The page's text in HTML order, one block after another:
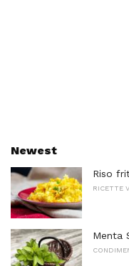
Newest
Riso
RICETTE
Menta